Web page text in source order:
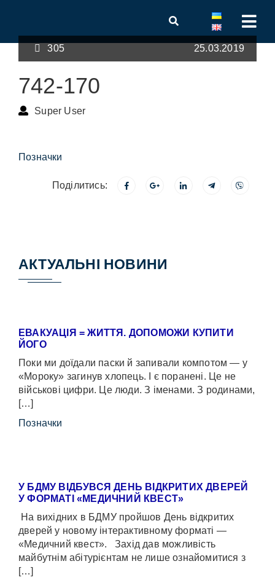
305 25.03.2019
742-170
Super User
Позначки
Поділитись:
АКТУАЛЬНІ НОВИНИ
ЕВАКУАЦІЯ = ЖИТТЯ. ДОПОМОЖИ КУПИТИ
ЙОГО
Поки ми доїдали паски й запивали компотом — у
«Мороку» загинув хлопець. І є поранені. Це не
військові цифри. Це люди. З іменами. З родинами,
[…]
Позначки
У БДМУ ВІДБУВСЯ ДЕНЬ ВІДКРИТИХ ДВЕРЕЙ
У ФОРМАТІ «МЕДИЧНИЙ КВЕСТ»
На вихідних в БДМУ пройшов День відкритих
дверей у новому інтерактивному форматі —
«Медичний квест». Захід дав можливість
майбутнім абітурієнтам не лише ознайомитися з
[…]